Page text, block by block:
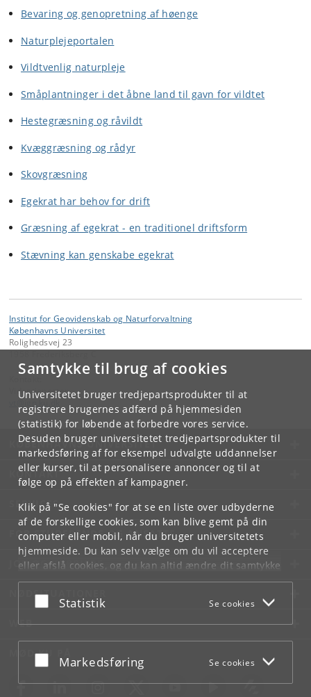
Samtykke til brug af cookies
Universitetet bruger tredjepartsprodukter til at
registrere brugernes adfærd på hjemmesiden
(statistik) for løbende at forbedre vores service.
Desuden bruger universitetet tredjepartsprodukter til
markedsføring af for eksempel udvalgte uddannelser
eller kurser, til at personalisere annoncer og til at
følge op på effekten af kampagner.
Klik på "Se cookies" for at se en liste over udbyderne
af de forskellige cookies, som kan blive gemt på din
computer eller mobil, når du bruger universitetets
hjemmeside. Du kan selv vælge om du vil acceptere
eller afslå cookies, og du kan altid ændre dit samtykke
underCookie- og privatlivspolitiksom du finder i
bunden af hver side.
Acceptér eller afslå
Statistik Se cookies
Acceptér eller afslå
Markedsføring Se cookies
Bevaring og genopretning af høenge
Naturplejeportalen
Vildtvenlig naturpleje
Småplantninger i det åbne land til gavn for vildtet
Hestegræsning og råvildt
Kvæggræsning og rådyr
Skovgræsning
Egekrat har behov for drift
Græsning af egekrat - en traditionel driftsform
Stævning kan genskabe egekrat
Institut for Geovidenskab og Naturforvaltning
Københavns Universitet
Rolighedsvej 23
Videntjenesten
KØBENHAVNS UNIVERSITET
KONTAKT
SERVICES
FOR STUDERENDE OG ANSATTE
JOB OG KARRIERE
NØDSITUATIONER
WEB
MØD KU PÅ